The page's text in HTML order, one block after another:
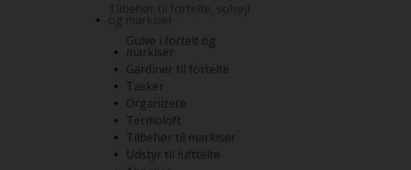
Tilbehør til fortelte, solsejl
og markiser
Gulve i fortelt og
markiser
Gardiner til fortelte
Tasker
Organizere
Termoloft
Tilbehør til markiser
Udstyr til lufttelte